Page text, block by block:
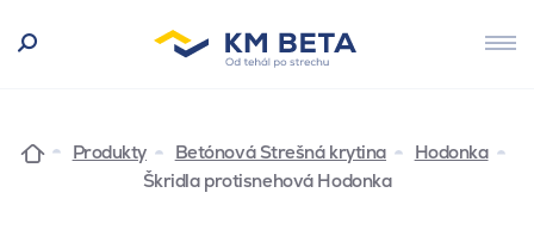
Produkty Betónová Strešná krytina
Hodonka
Škridla protisnehová Hodonka